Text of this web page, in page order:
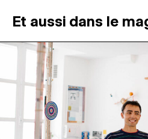
ATELIERS OUVERTS
PROGRAMMATION
MAGAZINE
ESPACES DE PRATIQUE
Et aussi dans le